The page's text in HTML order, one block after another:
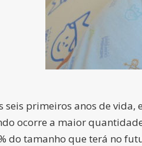
seis primeiros anos de
ocorre a maior
do tamanho que terá no